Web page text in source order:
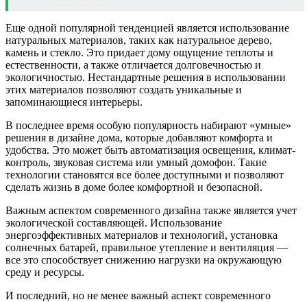
Еще одной популярной тенденцией является использование
натуральных материалов, таких как натуральное дерево,
камень и стекло. Это придает дому ощущение теплоты и
естественности, а также отличается долговечностью и
экологичностью. Нестандартные решения в использовании
этих материалов позволяют создать уникальные и
запоминающиеся интерьеры.
В последнее время особую популярность набирают «умные»
решения в дизайне дома, которые добавляют комфорта и
удобства. Это может быть автоматизация освещения, климат-
контроль, звуковая система или умный домофон. Такие
технологии становятся все более доступными и позволяют
сделать жизнь в доме более комфортной и безопасной.
Важным аспектом современного дизайна также является учет
экологической составляющей. Использование
энергоэффективных материалов и технологий, установка
солнечных батарей, правильное утепление и вентиляция —
все это способствует снижению нагрузки на окружающую
среду и ресурсы.
И последний, но не менее важный аспект современного